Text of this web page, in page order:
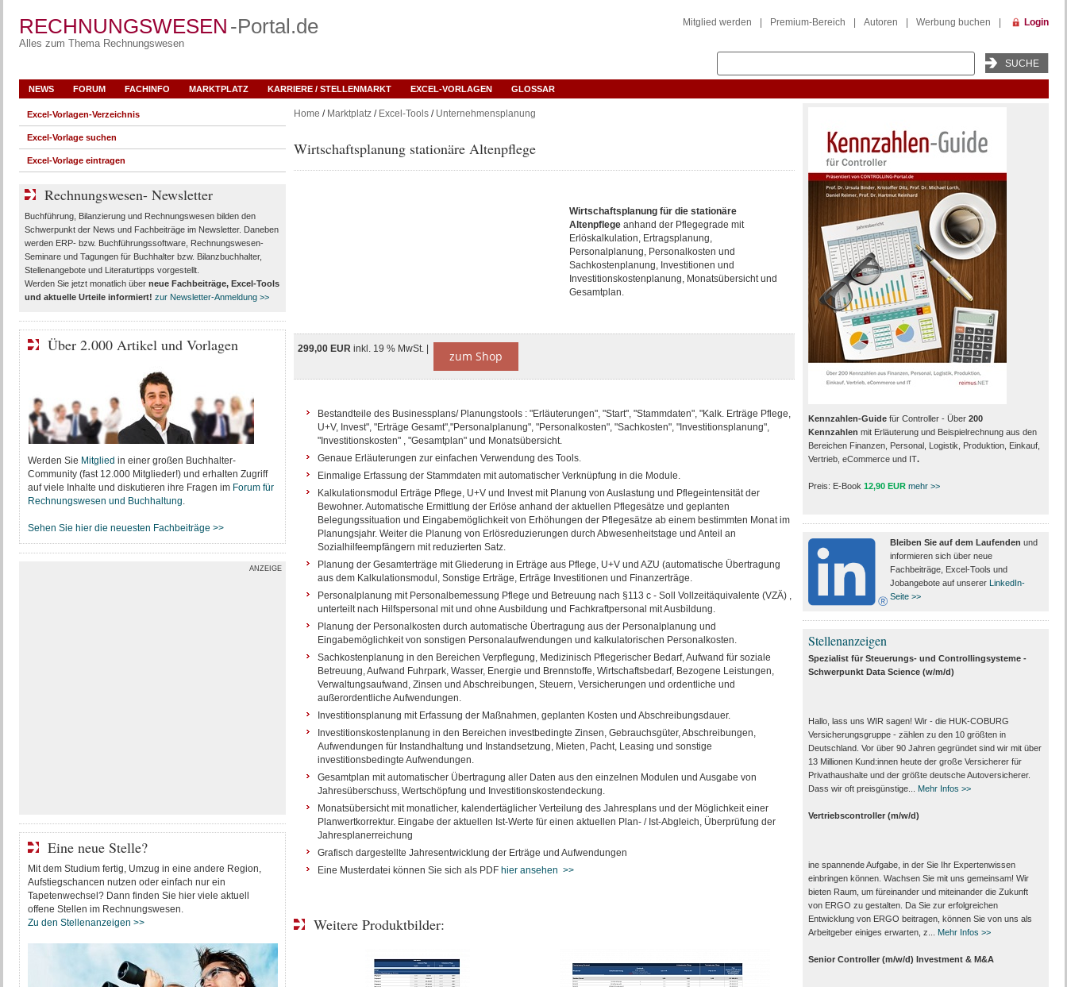
RECHNUNGSWESEN -Portal.de
Alles zum Thema Rechnungswesen
Mitglied werden Premium-Bereich Autoren Werbung buchen Login
NEWS FORUM FACHINFO MARKTPLATZ KARRIERE / STELLENMARKT EXCEL-VORLAGEN GLOSSAR
Home / Marktplatz/ Excel-Tools/ Unternehmensplanung
Wirtschaftsplanung stationäre Altenpflege
Wirtschaftsplanung für die stationäre
Altenpflege anhand der Pflegegrade mit
Erlöskalkulation, Ertragsplanung,
Personalplanung, Personalkosten und
Sachkostenplanung, Investitionen und
Investitionskostenplanung, Monatsübersicht und
Gesamtplan.
299,00 EUR inkl. 19 % MwSt. | zum Shop
Bestandteile des Businessplans/ Planungstools : "Erläuterungen", "Start", "Stammdaten", "Kalk. Erträge Pflege,
U+V, Invest", "Erträge Gesamt","Personalplanung", "Personalkosten", "Sachkosten", "Investitionsplanung",
"Investitionskosten" , "Gesamtplan" und Monatsübersicht.
Genaue Erläuterungen zur einfachen Verwendung des Tools.
Einmalige Erfassung der Stammdaten mit automatischer Verknüpfung in die Module.
Kalkulationsmodul Erträge Pflege, U+V und Invest mit Planung von Auslastung und Pflegeintensität der
Bewohner. Automatische Ermittlung der Erlöse anhand der aktuellen Pflegesätze und geplanten
Belegungssituation und Eingabemöglichkeit von Erhöhungen der Pflegesätze ab einem bestimmten Monat im
Planungsjahr. Weiter die Planung von Erlösreduzierungen durch Abwesenheitstage und Anteil an
Sozialhilfeempfängern mit reduzierten Satz.
Planung der Gesamterträge mit Gliederung in Erträge aus Pflege, U+V und AZU (automatische Übertragung
aus dem Kalkulationsmodul, Sonstige Erträge, Erträge Investitionen und Finanzerträge.
Personalplanung mit Personalbemessung Pflege und Betreuung nach §113 c - Soll Vollzeitäquivalente (VZÄ) ,
unterteilt nach Hilfspersonal mit und ohne Ausbildung und Fachkraftpersonal mit Ausbildung.
Planung der Personalkosten durch automatische Übertragung aus der Personalplanung und
Eingabemöglichkeit von sonstigen Personalaufwendungen und kalkulatorischen Personalkosten.
Sachkostenplanung in den Bereichen Verpflegung, Medizinisch Pflegerischer Bedarf, Aufwand für soziale
Betreuung, Aufwand Fuhrpark, Wasser, Energie und Brennstoffe, Wirtschaftsbedarf, Bezogene Leistungen,
Verwaltungsaufwand, Zinsen und Abschreibungen, Steuern, Versicherungen und ordentliche und
außerordentliche Aufwendungen.
Investitionsplanung mit Erfassung der Maßnahmen, geplanten Kosten und Abschreibungsdauer.
Investitionskostenplanung in den Bereichen investbedingte Zinsen, Gebrauchsgüter, Abschreibungen,
Aufwendungen für Instandhaltung und Instandsetzung, Mieten, Pacht, Leasing und sonstige
investitionsbedingte Aufwendungen.
Gesamtplan mit automatischer Übertragung aller Daten aus den einzelnen Modulen und Ausgabe von
Jahresüberschuss, Wertschöpfung und Investitionskostendeckung.
Monatsübersicht mit monatlicher, kalendertäglicher Verteilung des Jahresplans und der Möglichkeit einer
Planwertkorrektur. Eingabe der aktuellen Ist-Werte für einen aktuellen Plan- / Ist-Abgleich, Überprüfung der
Jahresplanerreichung
Grafisch dargestellte Jahresentwicklung der Erträge und Aufwendungen
Eine Musterdatei können Sie sich als PDF hier ansehen >>
Weitere Produktbilder:
Excel-Vorlagen-Verzeichnis
Excel-Vorlage suchen
Excel-Vorlage eintragen
Rechnungswesen- Newsletter
Buchführung, Bilanzierung und Rechnungswesen bilden den
Schwerpunkt der News und Fachbeiträge im Newsletter. Daneben
werden ERP- bzw. Buchführungssoftware, Rechnungswesen-
Seminare und Tagungen für Buchhalter bzw. Bilanzbuchhalter,
Stellenangebote und Literaturtipps vorgestellt.
Werden Sie jetzt monatlich über neue Fachbeiträge, Excel-Tools
und aktuelle Urteileinformiert! zur Newsletter-Anmeldung >>
Über 2.000 Artikel und Vorlagen
Werden Sie Mitglied in einer großen Buchhalter-
Community (fast 12.000 Mitglieder!) und erhalten Zugriff
auf viele Inhalte und diskutieren ihre Fragen im Forum für
Rechnungswesen und Buchhaltung.
Sehen Sie hier die neuesten Fachbeiträge >>
ANZEIGE
Eine neue Stelle?
Mit dem Studium fertig, Umzug in eine andere Region,
Aufstiegschancen nutzen oder einfach nur ein
Tapetenwechsel? Dann finden Sie hier viele aktuell
offene Stellen im Rechnungswesen.
Zu den Stellenanzeigen >>
Kennzahlen-Guidefür Controller - Über 200
Kennzahlen mit Erläuterung und Beispielrechnung aus den
Bereichen Finanzen, Personal, Logistik, Produktion, Einkauf,
Vertrieb, eCommerce und IT.
Preis: E-Book 12,90 EUR mehr >>
Bleiben Sie auf dem Laufenden und
informieren sich über neue
Fachbeiträge, Excel-Tools und
Jobangebote auf unserer LinkedIn-
Seite >>
Stellenanzeigen
Spezialist für Steuerungs- und Controllingsysteme -
Schwerpunkt Data Science (w/m/d)
Hallo, lass uns WIR sagen! Wir - die HUK-COBURG
Versicherungsgruppe - zählen zu den 10 größten in
Deutschland. Vor über 90 Jahren gegründet sind wir mit über
13 Millionen Kund:innen heute der große Versicherer für
Privathaushalte und der größte deutsche Autoversicherer.
Dass wir oft preisgünstige...
Mehr Infos >>
Vertriebscontroller (m/w/d)
ine spannende Aufgabe, in der Sie Ihr Expertenwissen
einbringen können. Wachsen Sie mit uns gemeinsam! Wir
bieten Raum, um füreinander und miteinander die Zukunft
von ERGO zu gestalten. Da Sie zur erfolgreichen
Entwicklung von ERGO beitragen, können Sie von uns als
Arbeitgeber einiges erwarten, z...
Mehr Infos >>
Senior Controller (m/w/d) Investment & M&A